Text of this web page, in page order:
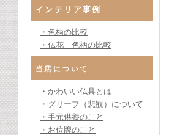
インテリア事例
・色柄の比較
・仏花 色柄の比較
当店について
・かわいい仏具とは
・グリーフ（悲観）について
・手元供養のこと
・お位牌のこと